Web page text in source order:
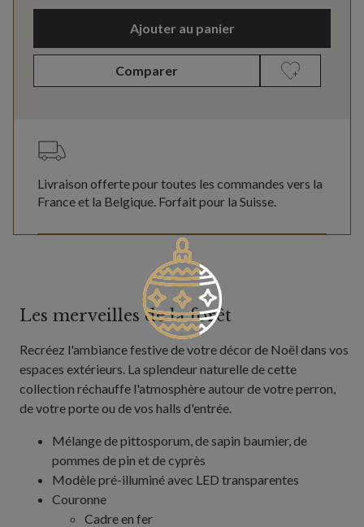
Ajouter au panier
Comparer
Livraison offerte pour toutes les commandes vers la
France et la Belgique. Forfait pour la Suisse.
Les merveilles de la forêt
Recréez l'ambiance festive de votre décor de Noël dans vos
espaces extérieurs. La splendeur naturelle de cette
collection réchauffe l'atmosphère autour de votre perron,
de votre porte ou de vos halls d'entrée.
Mélange de pittosporum, de sapin baumier, de
pommes de pin et de cyprès
Modèle pré-illuminé avec LED transparentes
Couronne
Cadre en fer